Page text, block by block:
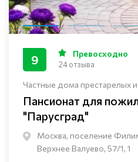
Частные дома престарелых
Пансионат для
"Парусград"
Москва, поселение
Верхнее Валуево, 57/1, 1
9 Превосходно
24 отзыва